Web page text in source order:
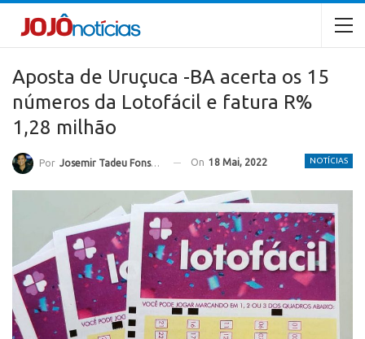
Aposta de Uruçuca -BA acerta os 15
números da Lotofácil e fatura R%
1,28 milhão
NOTÍCIAS
Por Josemir Tadeu Fonseca On 18 Mai, 2022